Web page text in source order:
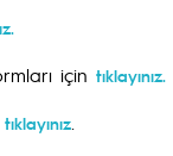
için tıklayınız.
tıklayınız